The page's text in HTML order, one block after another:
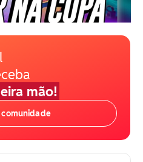
mão!
comunidade